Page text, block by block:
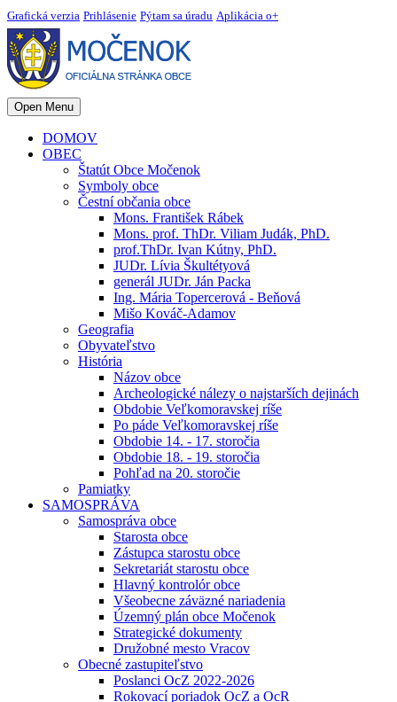
Grafická verzia Prihlásenie Pýtam sa úradu Aplikácia o+
Open Menu
DOMOV
OBEC
Štatút Obce Močenok
Symboly obce
Čestní občania obce
Mons. František Rábek
Mons. prof. ThDr. Viliam Judák, PhD.
prof.ThDr. Ivan Kútny, PhD.
JUDr. Lívia Škultétyová
generál JUDr. Ján Packa
Ing. Mária Topercerová - Beňová
Mišo Kováč-Adamov
Geografia
Obyvateľstvo
História
Názov obce
Archeologické nálezy o najstarších dejinách
Obdobie Veľkomoravskej ríše
Po páde Veľkomoravskej ríše
Obdobie 14. - 17. storočia
Obdobie 18. - 19. storočia
Pohľad na 20. storočie
Pamiatky
SAMOSPRÁVA
Samospráva obce
Starosta obce
Zástupca starostu obce
Sekretariát starostu obce
Hlavný kontrolór obce
Všeobecne záväzné nariadenia
Územný plán obce Močenok
Strategické dokumenty
Družobné mesto Vracov
Obecné zastupiteľstvo
Poslanci OcZ 2022-2026
Rokovací poriadok OcZ a OcR